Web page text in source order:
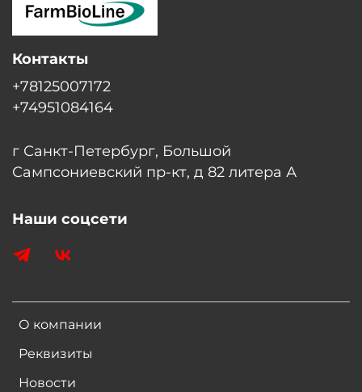
О компании
Реквизиты
Новости
Контакты
+78125007172
+74951084164
г Санкт-Петербург, Большой
Сампсониевский пр-кт, д 82 литера А
Наши соцсети